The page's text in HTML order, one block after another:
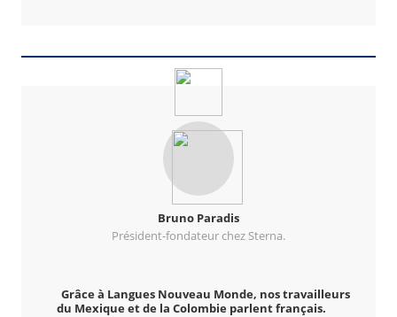
Bruno Paradis
Président-fondateur chez Sterna.
Grâce à Langues Nouveau Monde, nos travailleurs
du Mexique et de la Colombie parlent français.